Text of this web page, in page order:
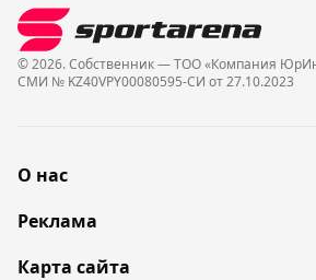
© 2026. Собственник — ТОО «Компания
СМИ № KZ40VPY00080595-СИ от 27.10.2023
О нас
Реклама
Карта сайта